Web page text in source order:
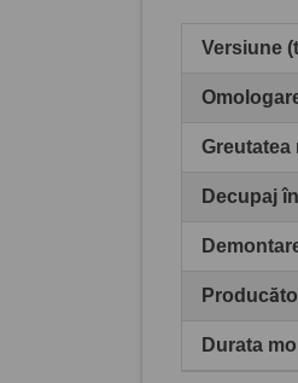
Versiune
Greutatea
Decupaj
Durata